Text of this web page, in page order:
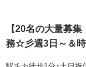
【20名の大量募
務☆彡週3日～＆時